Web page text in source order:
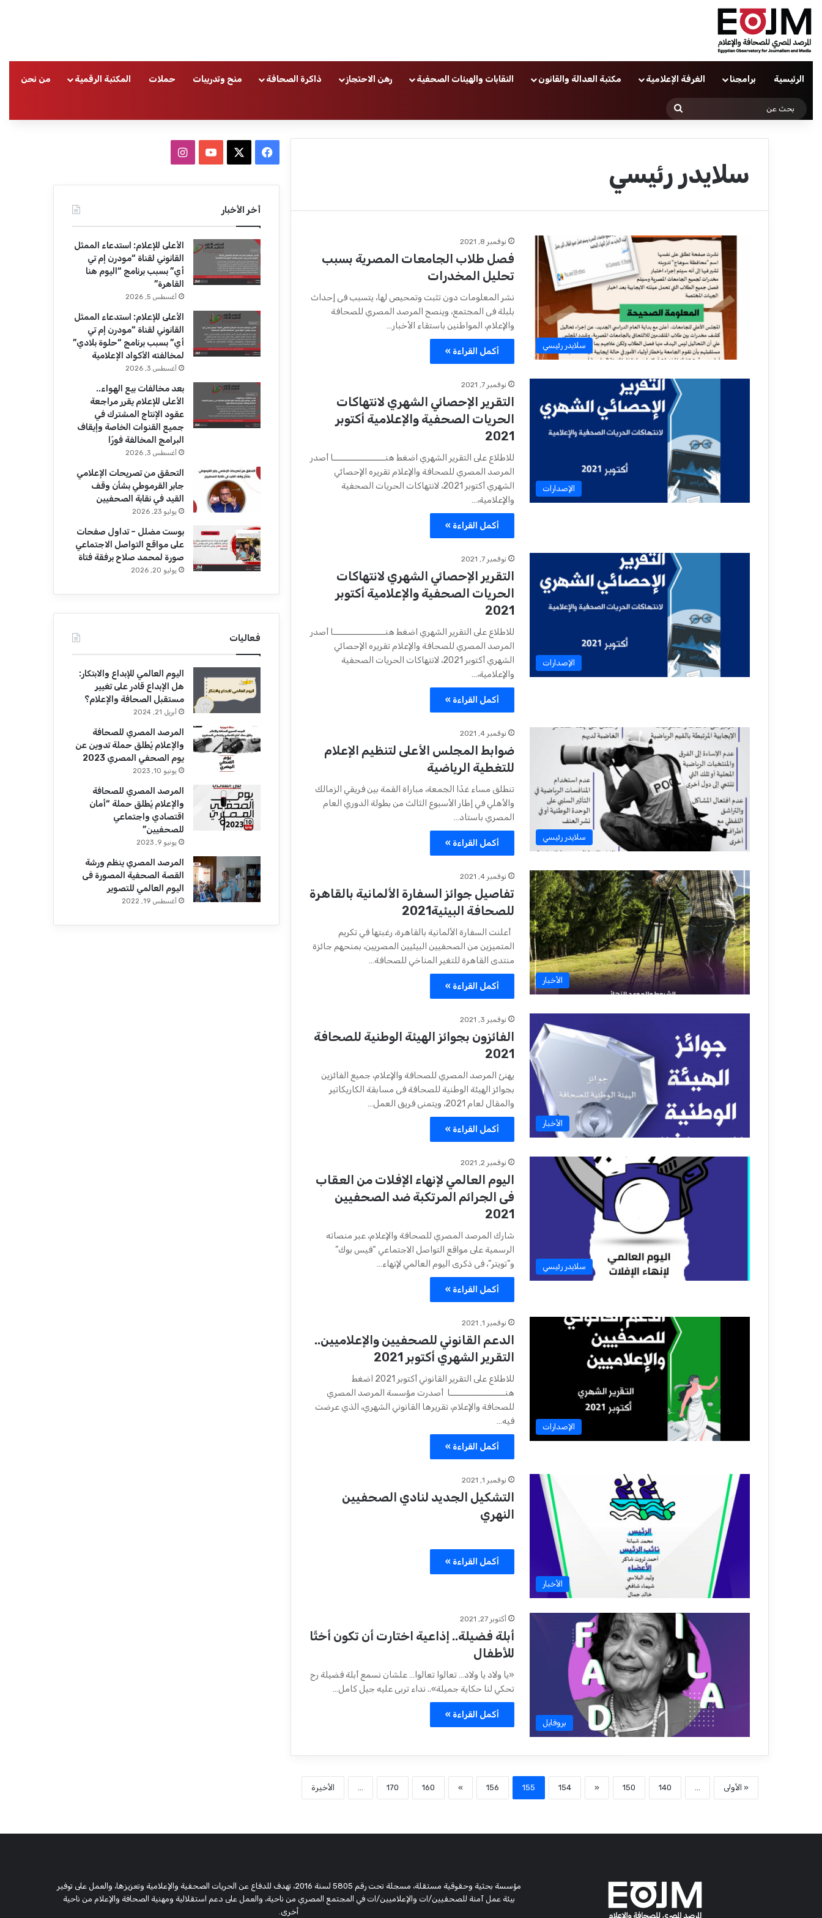
الرئيسية برامجنا الغرفة الإعلامية مكتبة العدالة والقانون النقابات والهيئات الصحفية رهن الاحتجاز ذاكرة الصحافة منح وتدريبات حملات المكتبة الرقمية من نحن
سلايدر رئيسي
سلايدر رئيسي
نوفمبر 8, 2021
فصل طلاب الجامعات المصرية بسبب
تحليل المخدرات
نشر المعلومات دون تثبت وتمحيص لها، يتسبب فى إحداث
بلبلة فى المجتمع، وينصح المرصد المصري للصحافة
والإعلام، المواطنين باستقاء الأخبار…
أكمل القراءة »
الإصدارات
نوفمبر 7, 2021
التقرير الإحصائي الشهري لانتهاكات
الحريات الصحفية والإعلامية أكتوبر
2021
للاطلاع على التقرير الشهري اضغط هنـــــــــــــــــا أصدر
المرصد المصري للصحافة والإعلام تقريره الإحصائي
الشهري أكتوبر 2021، لانتهاكات الحريات الصحفية
والإعلامية،…
أكمل القراءة »
الإصدارات
نوفمبر 7, 2021
التقرير الإحصائي الشهري لانتهاكات
الحريات الصحفية والإعلامية أكتوبر
2021
للاطلاع على التقرير الشهري اضغط هنـــــــــــــــــا أصدر
المرصد المصري للصحافة والإعلام تقريره الإحصائي
الشهري أكتوبر 2021، لانتهاكات الحريات الصحفية
والإعلامية،…
أكمل القراءة »
سلايدر رئيسي
نوفمبر 4, 2021
ضوابط المجلس الأعلى لتنظيم الإعلام
للتغطية الرياضية
تنطلق مساء غدًا الجمعة، مباراة القمة بين فريقي الزمالك
والأهلي في إطار الأسبوع الثالث من بطولة الدوري العام
المصري باستاد…
أكمل القراءة »
الأخبار
نوفمبر 4, 2021
تفاصيل جوائز السفارة الألمانية بالقاهرة
للصحافة البيئية2021
أعلنت السفارة الألمانية بالقاهرة، رغبتها في تكريم
المتميزين من الصحفيين البيئيين المصريين، بمنحهم جائزة
منتدى القاهرة للتغير المناخي للصحافة…
أكمل القراءة »
الأخبار
نوفمبر 3, 2021
الفائزون بجوائز الهيئة الوطنية للصحافة
2021
يهنئ المرصد المصري للصحافة والإعلام، جميع الفائزين
بجوائز الهيئة الوطنية للصحافة فى مسابقة الكاريكاتير
والمقال لعام 2021، ويتمنى فريق العمل…
أكمل القراءة »
سلايدر رئيسي
نوفمبر 2, 2021
اليوم العالمي لإنهاء الإفلات من العقاب
فى الجرائم المرتكبة ضد الصحفيين
2021
شارك المرصد المصري للصحافة والإعلام، عبر منصاته
الرسمية على مواقع التواصل الاجتماعي “فيس بوك”
و”تويتر”، فى ذكرى اليوم العالمي لإنهاء…
أكمل القراءة »
الإصدارات
نوفمبر 1, 2021
الدعم القانوني للصحفيين والإعلاميين..
التقرير الشهري أكتوبر 2021
للاطلاع على التقرير القانوني أكتوبر 2021 اضغط
هنــــــــــــــــــا أصدرت مؤسسة المرصد المصري
للصحافة والإعلام، تقريرها القانوني الشهري، الذي عرضت
فيه…
أكمل القراءة »
الأخبار
نوفمبر 1, 2021
التشكيل الجديد لنادي الصحفيين
النهري
أكمل القراءة »
بروفايل
أكتوبر 27, 2021
أبلة فضيلة.. إذاعية اختارت أن تكون أختًا
للأطفال
«يا ولاد يا ولاد… تعالوا تعالوا… علشان نسمع أبلة فضيلة رح
تحكي لنا حكاية جميلة».. نداء تربى عليه جيل كامل…
أكمل القراءة »
« الأولى ...
140
150
«
154
155
156
»
160
170
... الأخيرة
ب
و
ك
u
T
u
e
ا
ت
ق
ر
ا
م
أخر الأخبار
الأعلى للإعلام: استدعاء الممثل
القانوني لقناة “مودرن إم تي
أي” بسبب برنامج “اليوم هنا
القاهرة”
أغسطس 5, 2026
الأعلى للإعلام: استدعاء الممثل
القانوني لقناة “مودرن إم تي
أي” بسبب برنامج “حلوة بلادي”
لمخالفته الأكواد الإعلامية
أغسطس 3, 2026
بعد مخالفات بيع الهواء..
الأعلى للإعلام يقرر مراجعة
عقود الإنتاج المشترك في
جميع القنوات الخاصة وإيقاف
البرامج المخالفة فورًا
أغسطس 3, 2026
التحقق من تصريحات الإعلامي
جابر القرموطي بشأن وقف
القيد في نقابة الصحفيين
يوليو 23, 2026
بوست مضلل – تداول صفحات
على مواقع التواصل الاجتماعي
صورة لمحمد صلاح برفقة فتاة
يوليو 20, 2026
فعاليات
اليوم العالمي للإبداع والابتكار:
هل الإبداع قادر على تغيير
مستقبل الصحافة والإعلام؟
أبريل 21, 2024
المرصد المصري للصحافة
والإعلام يُطلق حملة تدوين عن
يوم الصحفي المصري 2023
يونيو 10, 2023
المرصد المصري للصحافة
والإعلام يُطلق حملة “أمان
اقتصادي واجتماعي
للصحفيين”
يونيو 9, 2023
المرصد المصري ينظم ورشة
القصة الصحفية المصورة فى
اليوم العالمي للتصوير
أغسطس 19, 2022
مؤسسة بحثية وحقوقية مستقلة، مسجلة تحت رقم 5805 لسنة 2016، تهدف للدفاع عن الحريات الصحفية والإعلامية وتعزيزها، والعمل على توفير
بيئة عمل آمنة للصحفيين/ات والإعلاميين/ات في المجتمع المصري من ناحية، والعمل على دعم استقلالية ومهنية الصحافة والإعلام من ناحية
أخرى.